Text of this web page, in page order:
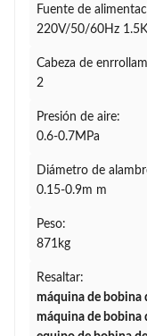
Fuente de
220V/50/60Hz
Cabeza de
2
Presión de aire:
0.6-0.7MPa
Diámetro de
0.15-0.9m m
Peso:
871kg
Resaltar:
máquina de bobina
máquina de bobina